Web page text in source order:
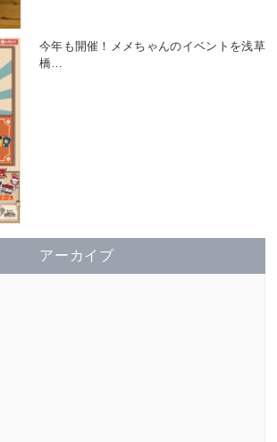
今年も開催！メメちゃんのイベントを浅草
橋…
アーカイブ